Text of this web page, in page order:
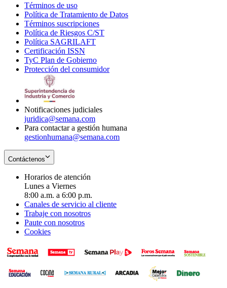
Términos de uso
in
new
window
Política de Tratamiento de Datos
Términos suscripciones
in
Política de Riesgos C/ST
Política SAGRILAFT
new
window
Certificación ISSN
in
new
TyC Plan de Gobierno
in
Protección del consumidorOpens
Notificaciones judiciales
juridica@semana.com
Para contactar a gestión humana
gestionhumana@semana.com
Contáctenos
Horarios de atención
Lunes a Viernes
8:00 a.m. a 6:00 p.m.
Canales de servicio al cliente
Trabaje con nosotros
Paute con nosotros
Cookies